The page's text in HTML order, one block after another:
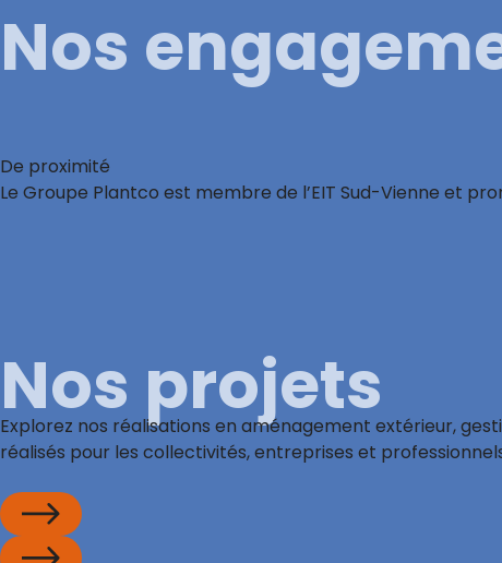
Nos
De proximité
Le Groupe Plantco est membre de l’EIT Sud-Vienne et
Nos projets
Explorez nos réalisations en aménagement extérieur,
réalisés pour les collectivités, entreprises et